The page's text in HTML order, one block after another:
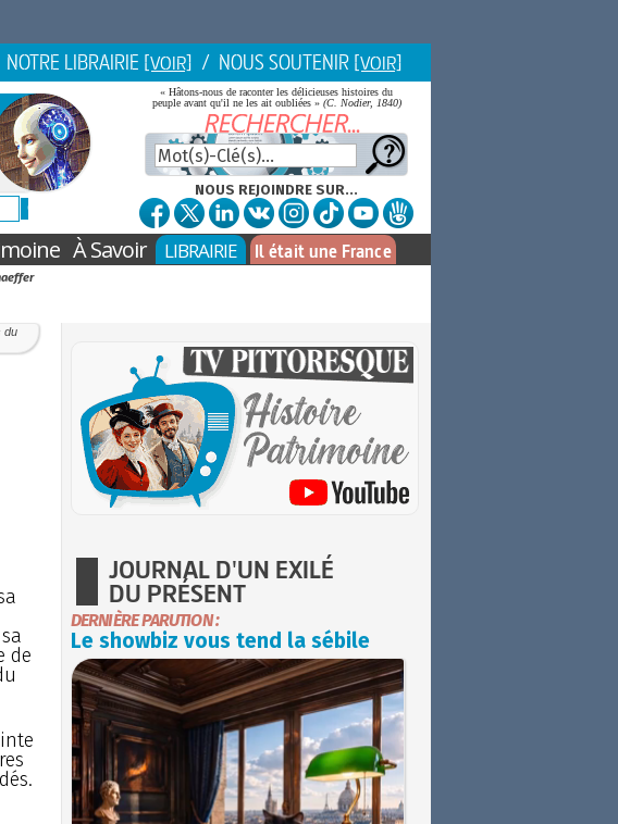
LIBRAIRIE [VOIR] / NOUS SOUTENIR [VOIR]
« Hâtons-nous de raconter les délicieuses histoires du
peuple avant qu'il ne les ait oubliées » (C. Nodier, 1840)
NOUS REJOINDRE SUR...
À Savoir LIBRAIRIE Il était une France
du
de
JOURNAL D'UN EXILÉ
DU PRÉSENT
DERNIÈRE PARUTION :
Le showbiz vous tend la sébile